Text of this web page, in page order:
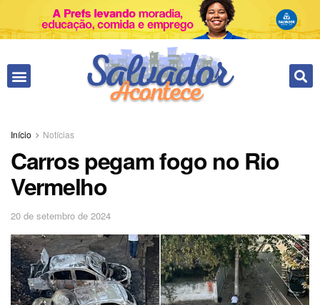
Início Notícias
Carros pegam fogo no Rio
Vermelho
20 de setembro de 2024